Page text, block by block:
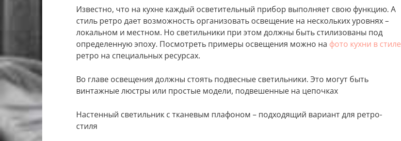
Известно, что на кухне каждый осветительный прибор выполняет свою функцию. А
стиль ретро дает возможность организовать освещение на нескольких уровнях –
локальном и местном. Но светильники при этом должны быть стилизованы под
определенную эпоху. Посмотреть примеры освещения можно на фото кухни в стиле
ретро на специальных ресурсах.
Во главе освещения должны стоять подвесные светильники. Это могут быть
винтажные люстры или простые модели, подвешенные на цепочках
Настенный светильник с тканевым плафоном – подходящий вариант для ретро-
стиля